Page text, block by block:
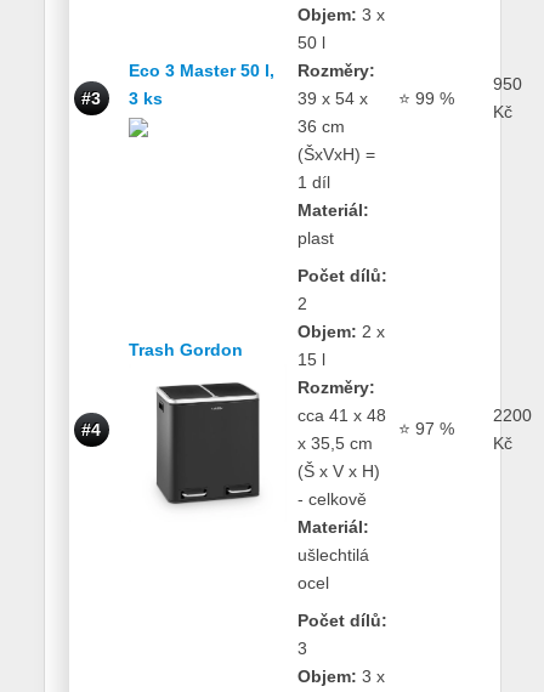
#3
Eco 3 Master 50 l,
3 ks
Objem: 3 x
50 l
Rozměry:
39 x 54 x
36 cm
(ŠxVxH) =
1 díl
Materiál:
plast
⭐ 99 %
950
Kč
#4
Trash Gordon
Počet dílů:
2
Objem: 2 x
15 l
Rozměry:
cca 41 x 48
x 35,5 cm
(Š x V x H)
- celkově
Materiál:
ušlechtilá
ocel
⭐ 97 %
2200
Kč
Počet dílů:
3
Objem: 3 x